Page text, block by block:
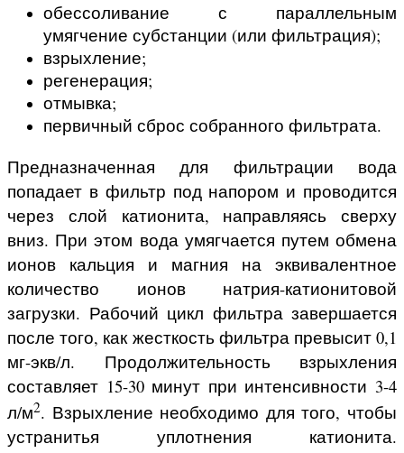
обессоливание с параллельным
умягчение субстанции (или фильтрация);
взрыхление;
регенерация;
отмывка;
первичный сброс собранного фильтрата.
Предназначенная для фильтрации вода
попадает в фильтр под напором и проводится
через слой катионита, направляясь сверху
вниз. При этом вода умягчается путем обмена
ионов кальция и магния на эквивалентное
количество ионов натрия-катионитовой
загрузки. Рабочий цикл фильтра завершается
после того, как жесткость фильтра превысит 0,1
мг-экв/л. Продолжительность взрыхления
составляет 15-30 минут при интенсивности 3-4
л/м2. Взрыхление необходимо для того, чтобы
устранитья уплотнения катионита.